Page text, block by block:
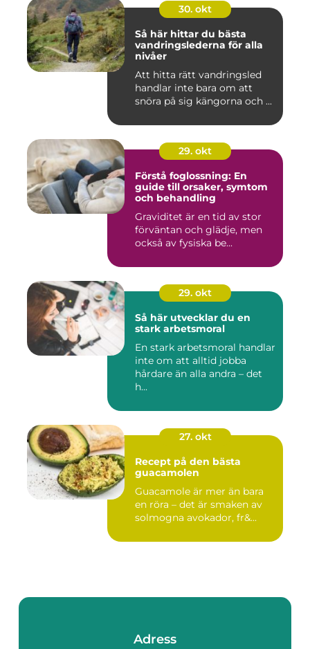
30. okt
Så här hittar du bästa
vandringslederna för alla
nivåer
Att hitta rätt vandringsled
handlar inte bara om att
snöra på sig kängorna och ...
29. okt
Förstå foglossning: En
guide till orsaker, symtom
och behandling
Graviditet är en tid av stor
förväntan och glädje, men
också av fysiska be...
29. okt
Så här utvecklar du en
stark arbetsmoral
En stark arbetsmoral handlar
inte om att alltid jobba
hårdare än alla andra – det
h...
27. okt
Recept på den bästa
guacamolen
Guacamole är mer än bara
en röra – det är smaken av
solmogna avokador, fr&...
Adress